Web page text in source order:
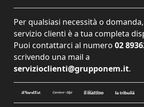
Per qualsiasi necessità o
servizio clienti è a tua completa
Puoi contattarci al numero 02
scrivendo una mail a
servizioclienti@grupponem.it.